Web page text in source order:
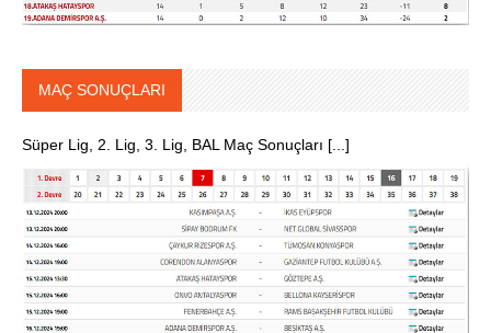
MAÇ SONUÇLARI
Süper Lig, 2. Lig, 3. Lig, BAL Maç Sonuçları [...]